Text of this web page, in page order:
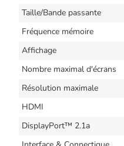
Taille/Bande passante
Fréquence mémoire
Affichage
Nombre maximal d'écrans
Résolution maximale
HDMI
DisplayPort™ 2.1a